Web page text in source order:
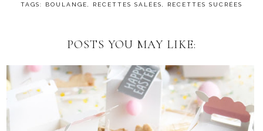
TAGS: BOULANGE RECETTES SALÉES RECETTES SUCRÉES
POSTS YOU MAY LIKE: